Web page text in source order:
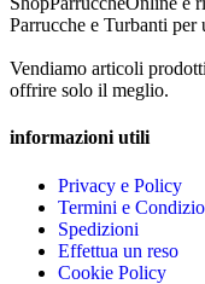
Parrucche e Turbanti per
Vendiamo articoli
offrire solo il meglio.
informazioni utili
Privacy e Policy
Termini e
Spedizioni
Effettua un reso
Cookie Policy